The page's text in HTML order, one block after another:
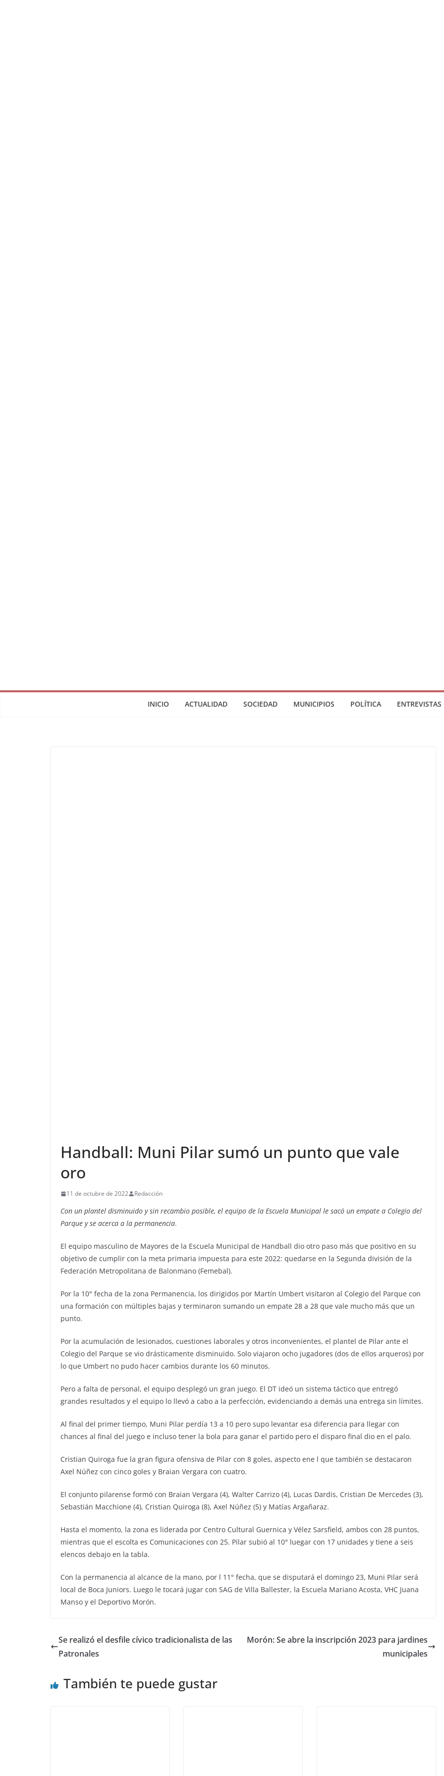
INICIO ACTUALIDAD SOCIEDAD MUNICIPIOS POLÍTICA ENTREVISTAS
Handball: Muni Pilar sumó un punto que vale
oro
11 de octubre de 2022 Redacción
Con un plantel disminuido y sin recambio posible, el equipo de la Escuela Municipal le sacó un empate a Colegio del
Parque y se acerca a la permanencia.
El equipo masculino de Mayores de la Escuela Municipal de Handball dio otro paso más que positivo en su
objetivo de cumplir con la meta primaria impuesta para este 2022: quedarse en la Segunda división de la
Federación Metropolitana de Balonmano (Femebal).
Por la 10° fecha de la zona Permanencia, los dirigidos por Martín Umbert visitaron al Colegio del Parque con
una formación con múltiples bajas y terminaron sumando un empate 28 a 28 que vale mucho más que un
punto.
Por la acumulación de lesionados, cuestiones laborales y otros inconvenientes, el plantel de Pilar ante el
Colegio del Parque se vio drásticamente disminuido. Solo viajaron ocho jugadores (dos de ellos arqueros) por
lo que Umbert no pudo hacer cambios durante los 60 minutos.
Pero a falta de personal, el equipo desplegó un gran juego. El DT ideó un sistema táctico que entregó
grandes resultados y el equipo lo llevó a cabo a la perfección, evidenciando a demás una entrega sin límites.
Al final del primer tiempo, Muni Pilar perdía 13 a 10 pero supo levantar esa diferencia para llegar con
chances al final del juego e incluso tener la bola para ganar el partido pero el disparo final dio en el palo.
Cristian Quiroga fue la gran figura ofensiva de Pilar con 8 goles, aspecto ene l que también se destacaron
Axel Núñez con cinco goles y Braian Vergara con cuatro.
El conjunto pilarense formó con Braian Vergara (4), Walter Carrizo (4), Lucas Dardis, Cristian De Mercedes (3),
Sebastián Macchione (4), Cristian Quiroga (8), Axel Núñez (5) y Matías Argañaraz.
Hasta el momento, la zona es liderada por Centro Cultural Guernica y Vélez Sarsfield, ambos con 28 puntos,
mientras que el escolta es Comunicaciones con 25. Pilar subió al 10° luegar con 17 unidades y tiene a seis
elencos debajo en la tabla.
Con la permanencia al alcance de la mano, por l 11° fecha, que se disputará el domingo 23, Muni Pilar será
local de Boca Juniors. Luego le tocará jugar con SAG de Villa Ballester, la Escuela Mariano Acosta, VHC Juana
Manso y el Deportivo Morón.
Se realizó el desfile cívico tradicionalista de las
Patronales
Morón: Se abre la inscripción 2023 para jardines
municipales
También te puede gustar